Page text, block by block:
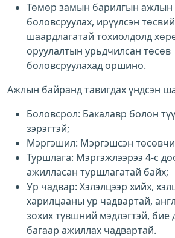
Төмөр замын барилгын ажлын
боловсруулах, ирүүлсэн
шаардлагатай тохиолдолд
оруулалтын урьдчилсан төсөв
боловсруулахад оршино.
Ажлын байранд тавигдах үндсэн
Боловсрол: Бакалавр болон
зэрэгтэй;
Мэргэшил: Мэргэшсэн
Туршлага: Мэргэжлээрээ 4-с
ажилласан туршлагатай байх;
Ур чадвар: Хэлэлцээр хийх,
харилцааны ур чадвартай,
зохих түвшний мэдлэгтэй, бие
багаар ажиллах чадвартай.